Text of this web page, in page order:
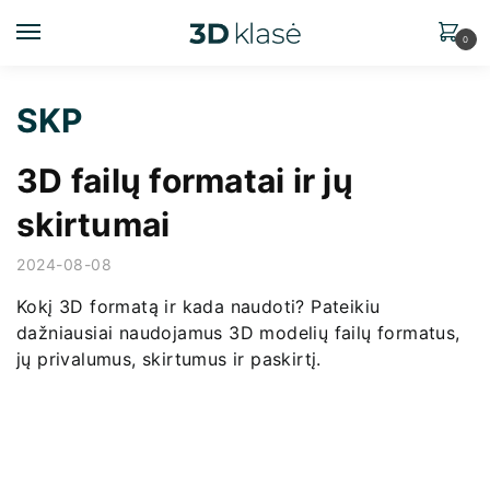
0
SKP
3D failų formatai ir jų
skirtumai
2024-08-08
Kokį 3D formatą ir kada naudoti? Pateikiu
dažniausiai naudojamus 3D modelių failų formatus,
jų privalumus, skirtumus ir paskirtį.